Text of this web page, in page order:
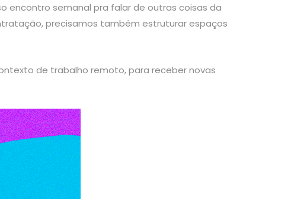
encontro semanal pra falar de outras coisas da
precisamos também estruturar espaços
de trabalho remoto, para receber novas